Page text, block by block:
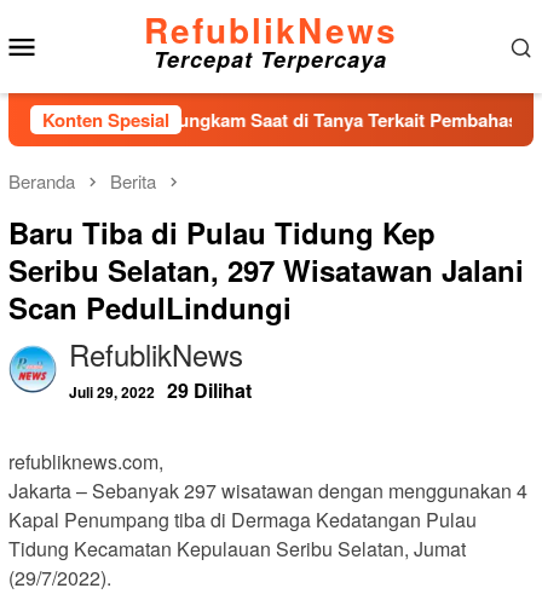
ke
konten
RefublikNews
Tercepat Terpercaya
Konten Spesial
Tapteng, Bungkam Saat di Tanya Terkait Pembahasan
Beranda Berita
Baru Tiba di Pulau Tidung Kep
Seribu Selatan, 297 Wisatawan Jalani
Scan PedulLindungi
RefublikNews
Juli 29, 2022 29 Dilihat
refubliknews.com,
Jakarta – Sebanyak 297 wisatawan dengan menggunakan 4
Kapal Penumpang tiba di Dermaga Kedatangan Pulau
Tidung Kecamatan Kepulauan Seribu Selatan, Jumat
(29/7/2022).